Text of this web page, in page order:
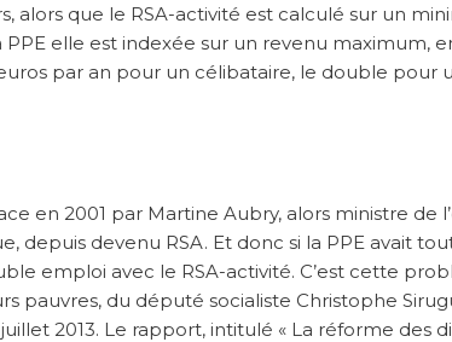
alors que le RSA-activité est calculé sur un
PPE elle est indexée sur un revenu maximum,
par an pour un célibataire, le double pour
en 2001 par Martine Aubry, alors ministre de
depuis devenu RSA. Et donc si la PPE avait
emploi avec le RSA-activité. C’est cette
pauvres, du député socialiste Christophe
2013. Le rapport, intitulé « La réforme des